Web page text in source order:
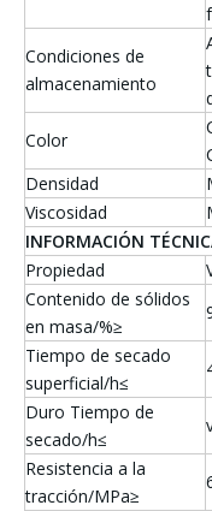
Condiciones de
almacenamiento
Color
Densidad
Viscosidad
INFORMACIÓN
Propiedad
Contenido de sólidos
en masa/%≥
Tiempo de secado
superficial/h≤
Duro Tiempo de
secado/h≤
Resistencia a la
tracción/MPa≥